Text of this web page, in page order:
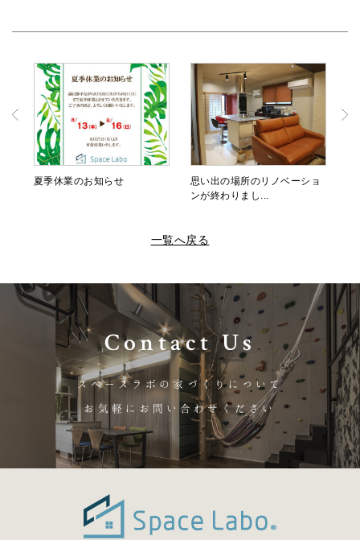
夏季休業のお知らせ
思い出の場所のリノベーショ
ンが終わりまし...
一覧へ戻る
Contact Us
スペースラボの家づくりについて
お気軽にお問い合わせください